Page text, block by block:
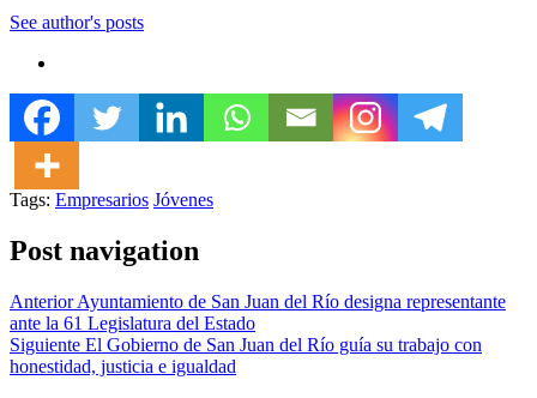
See author's posts
Tags: Empresarios Jóvenes
Post navigation
AnteriorAyuntamiento de San Juan del Río designa representante
ante la 61 Legislatura del Estado
Siguiente El Gobierno de San Juan del Río guía su trabajo con
honestidad, justicia e igualdad